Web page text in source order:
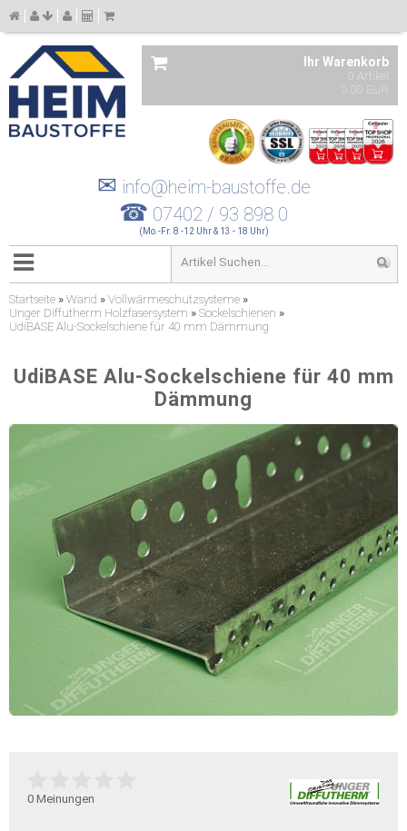
Ihr Warenkorb
0 Artikel
0,00 EUR
✉ info@heim-baustoffe.de
☎ 07402 / 93 898 0
(Mo.-Fr. 8 -12 Uhr & 13 - 18 Uhr)
Startseite » Wand » Vollwärmeschutzsysteme »
Unger Diffutherm Holzfasersystem » Sockelschienen »
UdiBASE Alu-Sockelschiene für 40 mm Dämmung
UdiBASE Alu-Sockelschiene für 40 mm
Dämmung
0 Meinungen